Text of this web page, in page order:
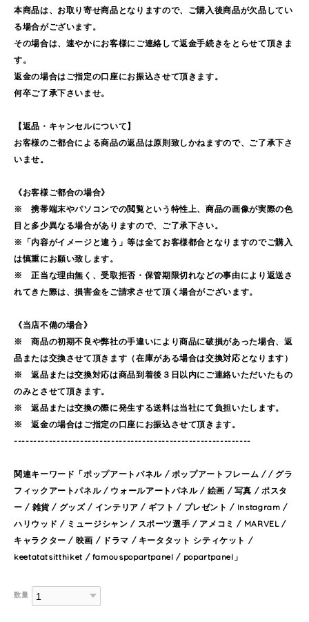
本商品は、お取り寄せ商品となりますので、ご購入後商品が欠品してい
る場合がございます。
その場合は、速やかにお客様にご連絡して返金手続きをとらせて頂きま
す。
返金の場合はご指定の口座にお振込させて頂きます。
何卒ご了承下さいませ。
【返品・キャンセルについて】
お客様のご都合による商品の返品は原則致しかねますので、ご了承下さ
いませ。
《お客様ご都合の場合》
※ 携帯端末やパソコンでの閲覧という特性上、商品の画像が実際の色
目と多少異なる場合がありますので、ご了承下さい。
※「内容がイメージと違う」等は全てお客様都合となりますのでご購入
は慎重にお願い致します。
※ 正当な理由無く、受取拒否・保管期限切れなどの事由により返送さ
れてきた際は、損害金をご請求させて頂く場合がございます。
《当店不備の場合》
※ 商品の初期不良や弊社の手違いにより商品に破損があった場合、返
品または交換させて頂きます（在庫がある場合は交換対応となります）
※ 返品または交換対応は商品到着後３日以内にご連絡いただいたもの
のみとさせて頂きます。
※ 返品または交換の際に発生する送料は当社にて負担いたします。
※ 返金の場合はご指定の口座にお振込させて頂きます。
-------------------------------------------------------------
関連キーワード「ポップアートパネル / ポップアートフレーム / / グラ
フィックアートパネル / ウォールアートパネル / 絵画 / 写真 / ポスタ
ー / 雑貨 / グッズ / インテリア / ギフト / プレゼント / Instagram /
ハリウッド / ミュージシャン / スポーツ選手 / アメコミ / MARVEL /
キャラクター / 映画 / ドラマ / キータタット シティケット /
keetatatsitthiket / famouspopartpanel / popartpanel」
数量